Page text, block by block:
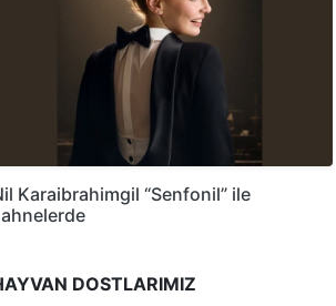
Karaibrahimgil “Senfonil” ile
DOSTLARIMIZ